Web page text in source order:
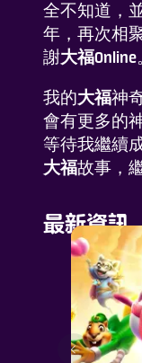
全不知道，
年，再次相
謝大福Online
我的大福神
會有更多的
等待我繼續
大福故事，
最新資訊